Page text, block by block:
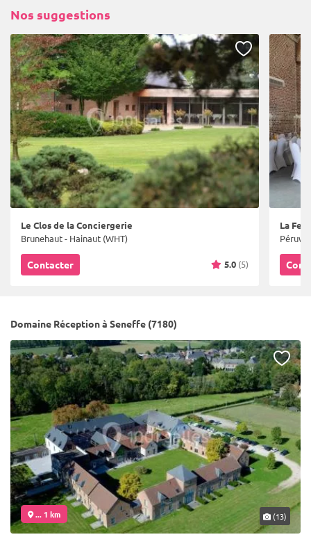
Nos suggestions
Le Clos de la Conciergerie
Brunehaut - Hainaut (WHT)
Contacter 5.0 (5)
La
Domaine Réception à Seneffe (7180)
... 1 km (13)